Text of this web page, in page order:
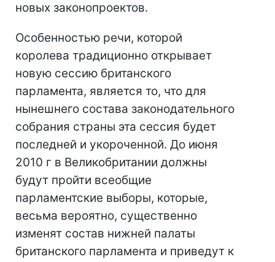
новых законопроектов.
Особенностью речи, которой
королева традиционно открывает
новую сессию британского
парламента, является то, что для
нынешнего состава законодательного
собрания страны эта сессия будет
последней и укороченной. До июня
2010 г в Великобритании должны
будут пройти всеобщие
парламентские выборы, которые,
весьма вероятно, существенно
изменят состав нижней палаты
британского парламента и приведут к